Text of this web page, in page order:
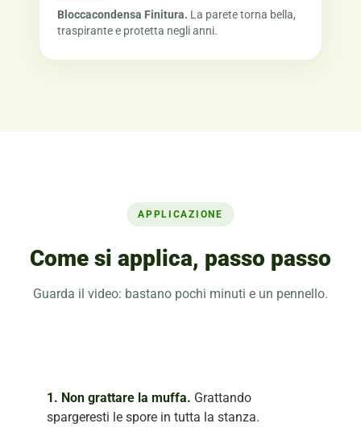
Bloccacondensa Finitura. La parete torna bella,
traspirante e protetta negli anni.
APPLICAZIONE
Come si applica, passo passo
Guarda il video: bastano pochi minuti e un pennello.
1. Non grattare la muffa. Grattando
spargeresti le spore in tutta la stanza.